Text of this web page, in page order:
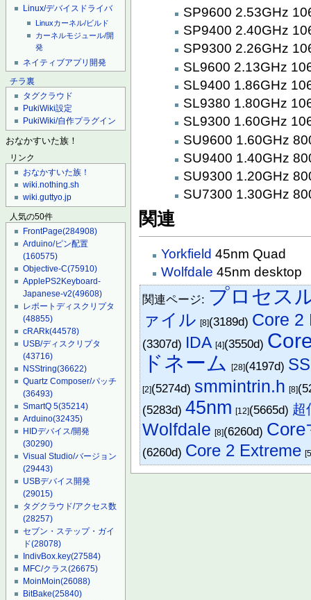
Linux/デバイスドライバ
Linuxカーネル/ビルド
カーネルモジュール/開
発
ネイティブアプリ開発
チラ裏
タグクラウド
PukiWiki設定
PukiWiki/自作プラグイン
おなかすいた族！
リンク
おなかすいた族！
wiki.nothing.sh
wiki.guttyo.jp
人気の50件
FrontPage(284908)
Arduino/ピン配置
(160575)
Objective-C(75910)
ApplePS2Keyboard-
Japanese-v2(49608)
レポートディスクリプタ
(48855)
cRARk(44578)
USB/ディスクリプタ
(43716)
NSString(36622)
Quartz Composer/パッチ
(36493)
SmartQ 5(35214)
Arduino(32435)
HIDデバイス/開発
(30290)
Visual Studio/バージョン
(29443)
USBデバイス開発
(29015)
タグクラウド/アクセス数
(28257)
セブン・ステップ・ガイ
ド(28078)
IndivBox.key(27584)
MFC/クラス(26675)
MoinMoin(26088)
BitBake(25840)
SP9600 2.53GHz
SP9400 2.40GHz
SP9300 2.26GHz
SL9600 2.13GHz
SL9400 1.86GHz
SL9380 1.80GHz
SL9300 1.60GHz
SU9600 1.60GHz
SU9400 1.40GHz
SU9300 1.20GHz
SU7300 1.30GHz
関連
Yorkfield 45nm Quad
Wolfdale 45nm desktop
関連ページ: プロセス
ァイル [8](3189d) Core 2
(3307d) IDA [4](3550d)
ドネーム
[28](4197d)
[2](5274d) smmintrin.h [8]
(5283d)45nm [12](5665d) 超
Wolfdale [8](6260d)
(6260d) Core 2 Extreme